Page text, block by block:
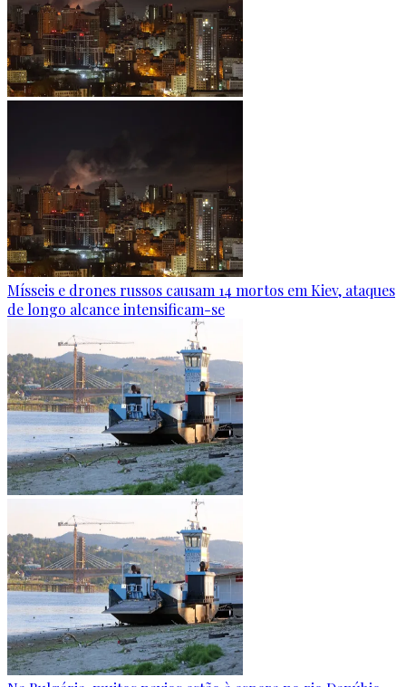
Mísseis e drones russos causam 14 mortos em Kiev, ataques
de longo alcance intensificam-se